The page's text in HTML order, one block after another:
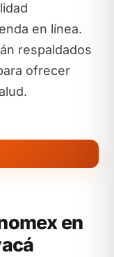
en línea.
respaldados
ofrecer
en